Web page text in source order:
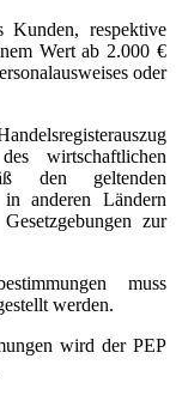
respektive
Wert ab 2.000 €
oder
wirtschaftlichen
den geltenden
in anderen Ländern
zur
muss
werden.
wird der PEP